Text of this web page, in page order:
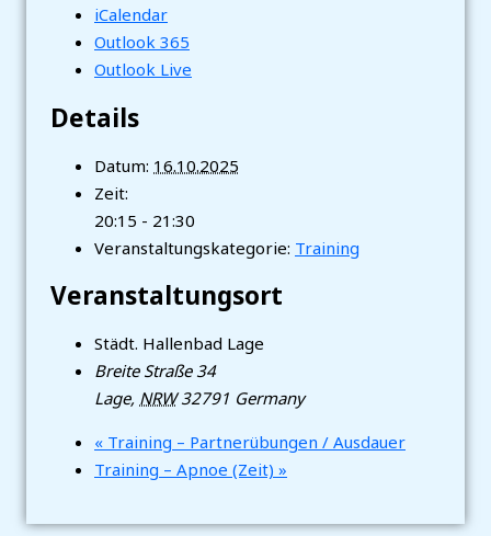
iCalendar
Outlook 365
Outlook Live
Details
Datum: 16.10.2025
Zeit:
20:15 - 21:30
Veranstaltungskategorie: Training
Veranstaltungsort
Städt. Hallenbad Lage
Breite Straße 34
Lage, NRW 32791 Germany
« Training – Partnerübungen / Ausdauer
Training – Apnoe (Zeit) »